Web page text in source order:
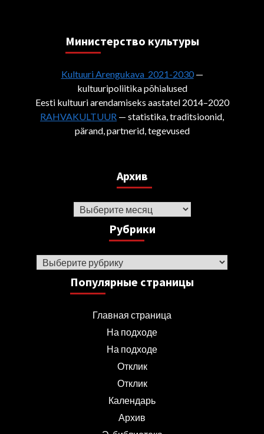
Министерствo культуры
Kultuuri Arengukava 2021-2030—
kultuuripoliitika põhialused
Eesti kultuuri arendamiseks aastatel 2014–2020
RAHVAKULTUUR — statistika, traditsioonid,
pärand, partnerid, tegevused
Архив
Архив
Рубрики
Рубрики
Популярные страницы
Главная страница
На подходе
На подходе
Отклик
Отклик
Календарь
Архив